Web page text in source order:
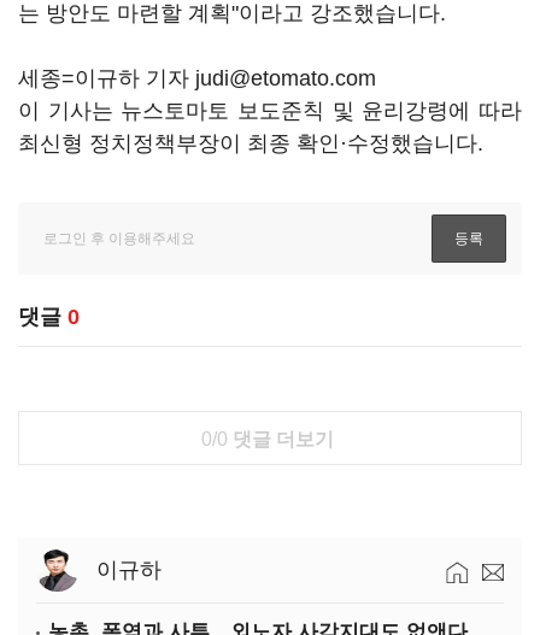
는 방안도 마련할 계획"이라고 강조했습니다.
세종=이규하 기자 judi@etomato.com
이 기사는 뉴스토마토 보도준칙 및 윤리강령에 따라
최신형 정치정책부장이 최종 확인·수정했습니다.
댓글 0
0/0 댓글 더보기
이규하